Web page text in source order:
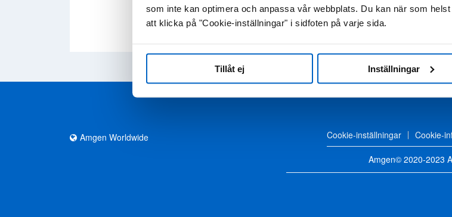
som inte kan optimera och anpassa vår webbplats. Du kan när som
att klicka på "Cookie-inställningar" i sidfoten på varje sida.
Tillåt ej Inställningar
Amgen Worldwide Cookie-inställningar Cookie-
Amgen© 2020-2023